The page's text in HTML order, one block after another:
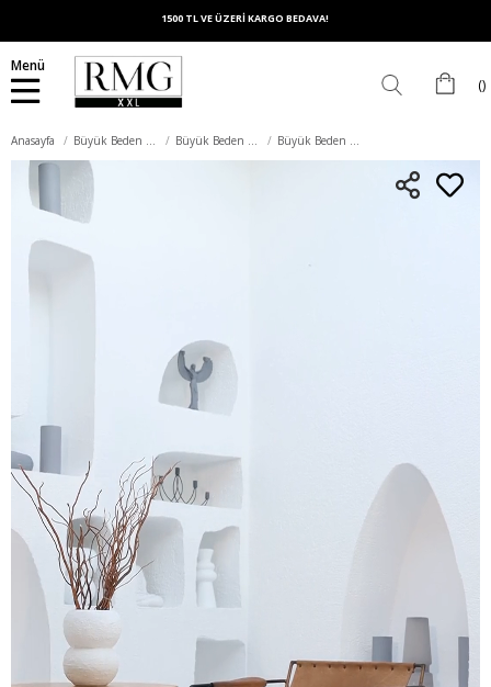
1500 TL VE ÜZERİ KARGO BEDAVA!
Menü
Anasayfa Büyük Beden Üst Giyim Büyük Beden Takım Büyük Beden Haki Ceket Atlet İkili Takım